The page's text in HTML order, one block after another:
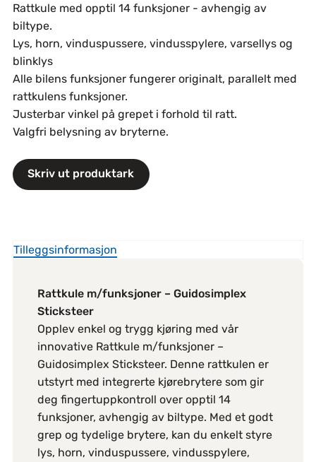
Rattkule med opptil 14 funksjoner - avhengig av
biltype.
Lys, horn, vinduspussere, vindusspylere, varsellys og
blinklys
Alle bilens funksjoner fungerer originalt, parallelt med
rattkulens funksjoner.
Justerbar vinkel på grepet i forhold til ratt.
Valgfri belysning av bryterne.
Skriv ut produktark
Tilleggsinformasjon
Rattkule m/funksjoner – Guidosimplex
Sticksteer
Opplev enkel og trygg kjøring med vår
innovative Rattkule m/funksjoner –
Guidosimplex Sticksteer. Denne rattkulen er
utstyrt med integrerte kjørebrytere som gir
deg fingertuppkontroll over opptil 14
funksjoner, avhengig av biltype. Med et godt
grep og tydelige brytere, kan du enkelt styre
lys, horn, vinduspussere, vindusspylere,